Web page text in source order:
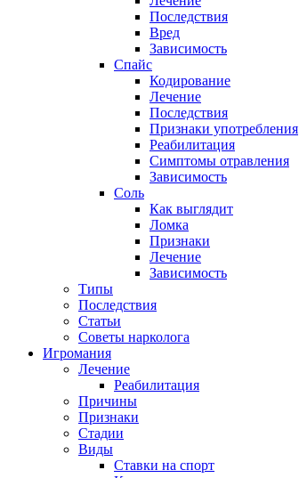
Последствия
Вред
Зависимость
Спайс
Кодирование
Лечение
Последствия
Признаки употребления
Реабилитация
Симптомы отравления
Зависимость
Соль
Как выглядит
Ломка
Признаки
Лечение
Зависимость
Типы
Последствия
Статьи
Советы нарколога
Игромания
Лечение
Реабилитация
Причины
Признаки
Стадии
Виды
Ставки на спорт